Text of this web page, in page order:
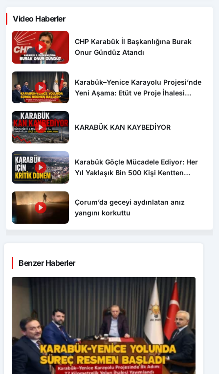
Video Haberler
CHP Karabük İl Başkanlığına Burak
Onur Gündüz Atandı
Karabük–Yenice Karayolu Projesi’nde
Yeni Aşama: Etüt ve Proje İhalesi
KARABÜK KAN KAYBEDİYOR
Karabük Göçle Mücadele Ediyor: Her
Yıl Yaklaşık Bin 500 Kişi Kentten
Çorum’da geceyi aydınlatan anız
yangını korkuttu
Benzer Haberler